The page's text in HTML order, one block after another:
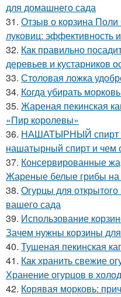
для домашнего сада
31. Отзыв о корзина
луковиц: эффективность
32. Как правильно
деревьев и кустарников
33. Столовая ложка
34. Когда убирать
35. Жареная пекинская
«Пир королевы»
36. НАШАТЫРНЫЙ спирт
нашатырный спирт и чем
37. Консервированные
Жареные белые грибы на
38. Огурцы для
вашего сада
39. Использование
Зачем нужны корзины
40. Тушеная пекинская
41. Как хранить свежие
Хранение огурцов в
42. Корявая морковь: